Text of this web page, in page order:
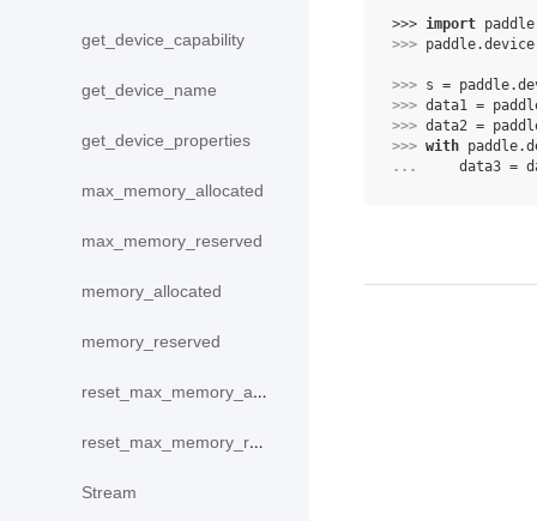
get_device_capability
get_device_name
get_device_properties
max_memory_allocated
max_memory_reserved
memory_allocated
memory_reserved
reset_max_memory_allocated
reset_max_memory_reserved
Stream
>>> import paddle
>>> paddle.device
>>> s = paddle.
>>> data1 =
>>> data2 =
>>> with paddle.
...
data3 =